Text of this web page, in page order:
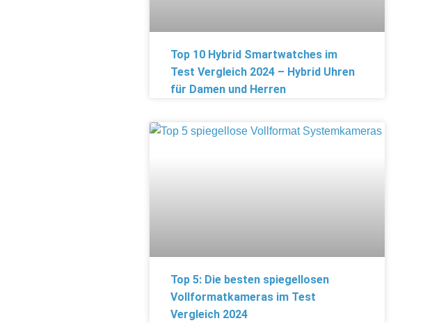
Top 10 Hybrid Smartwatches im
Test Vergleich 2024 – Hybrid Uhren
für Damen und Herren
Top 5: Die besten spiegellosen
Vollformatkameras im Test
Vergleich 2024